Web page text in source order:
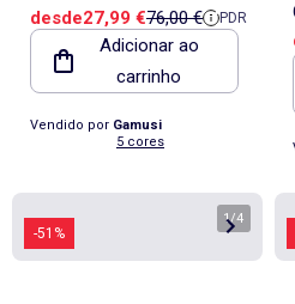
acolchoada com capa de
almofada.
desdePreço de venda
27,99 €Preço de
76,00 € PDR
Adicionar ao
carrinho
Vendido por Gamusi
5 cores
-51%
1/4